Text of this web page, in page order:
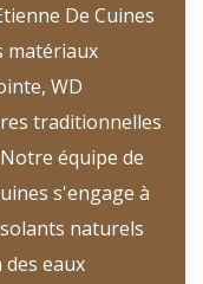
De Cuines
matériaux
WD
traditionnelles
équipe de
s'engage à
naturels
eaux